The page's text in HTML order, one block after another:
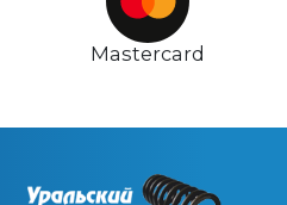
Mastercard